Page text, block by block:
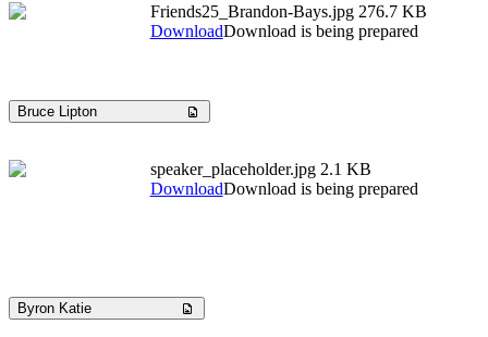
Friends25_Brandon-Bays.jpg 276.7 KB
DownloadDownload is being prepared
Bruce Lipton
speaker_placeholder.jpg 2.1 KB
DownloadDownload is being prepared
Byron Katie